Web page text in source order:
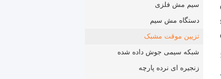
سیم مش فلزی
دستگاه مش سیم
تزیین موقت مشبک
شبکه سیمی جوش داده شده
زنجیره ای نرده پارچه